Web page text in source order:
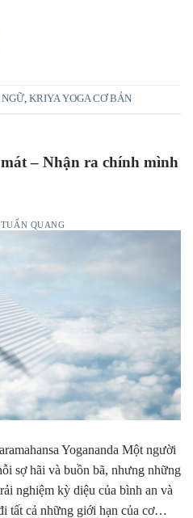
, KRIYA YOGA CƠ BẢN
– Nhận ra chính mình
TUẤN QUANG
Yogananda Một người
sợ hãi và buồn bã, nhưng những
nghiệm kỳ diệu của bình an và
tất cả những giới hạn của cơ…